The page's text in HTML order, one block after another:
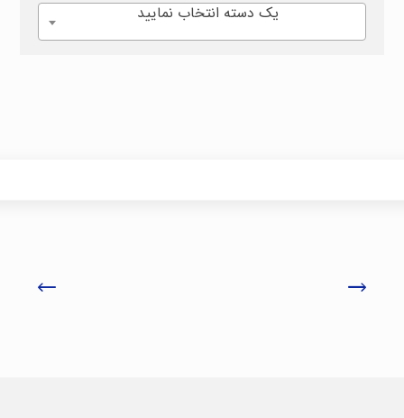
یک دسته انتخاب نمایید